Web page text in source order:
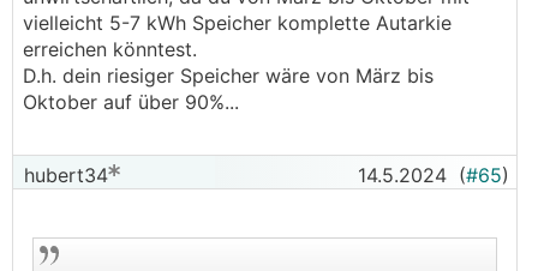
vielleicht 5-7 kWh Speicher komplette Autarkie
erreichen könntest.
D.h. dein riesiger Speicher wäre von März bis
Oktober auf über 90%...
hubert34 14.5.2024 (#65)